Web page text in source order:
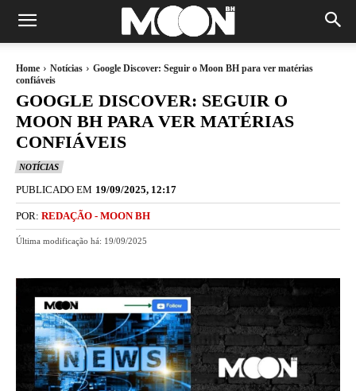
Home Notícias
Google Discover: Seguir o Moon BH para ver matérias
confiáveis
GOOGLE DISCOVER: SEGUIR O
MOON BH PARA VER MATÉRIAS
CONFIÁVEIS
NOTÍCIAS
PUBLICADO EM 19/09/2025, 12:17
POR: REDAÇÃO - MOON BH
Última modificação há: 19/09/2025